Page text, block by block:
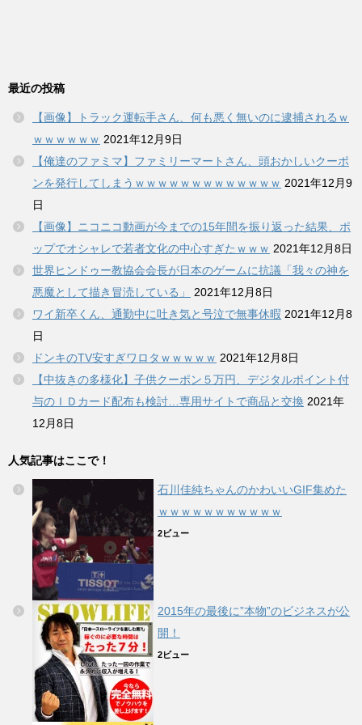
最近の投稿
【画像】トラック運転手さん、何も悪く無いのに逮捕されるｗ
ｗｗｗｗｗｗ 2021年12月9日
【俺達のファミマ】ファミリーマートさん、頭おかしいクーポ
ンを発行してしまうｗｗｗｗｗｗｗｗｗｗｗｗｗ 2021年12月9
日
【画像】ニコニコ動画が今までの15年間を振り返った結果、ポ
ップでオシャレで若者文化の中心すぎたｗｗｗ 2021年12月8日
世界ヒンドゥー教協会会長が日本のゲームに抗議「我々の神を
悪魔として描き冒涜している」
2021年12月8日
ワイ新卒くん、通勤中に吐き気と号泣で無事休暇 2021年12月8
日
ドンキのTV安すぎワロタｗｗｗｗｗ 2021年12月8日
【中抜きの多様化】子供クーポン５万円、デジタルポイント付
与のＩＤカード配布も検討…専用サイトで商品と交換 2021年
12月8日
人気記事はここで！
石川佳純ちゃんのかわいいGIF集めた
ｗｗｗｗｗｗｗｗｗｗｗ
2ビュー
2015年の最後に”本物”のビジネスが公
開！
2ビュー